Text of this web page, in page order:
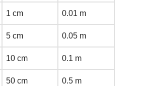
1 cm 0.01 m
5 cm 0.05 m
10 cm 0.1 m
50 cm 0.5 m